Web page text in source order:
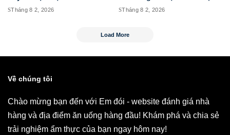
Tháng 8 2, 2026 Tháng 8 2, 2026
Load More
Về chúng tôi
Chào mừng bạn đến với Em đói - website đánh giá nhà
hàng và địa điểm ăn uống hàng đầu! Khám phá và chia sẻ
trải nghiệm ẩm thực của bạn ngay hôm nay!